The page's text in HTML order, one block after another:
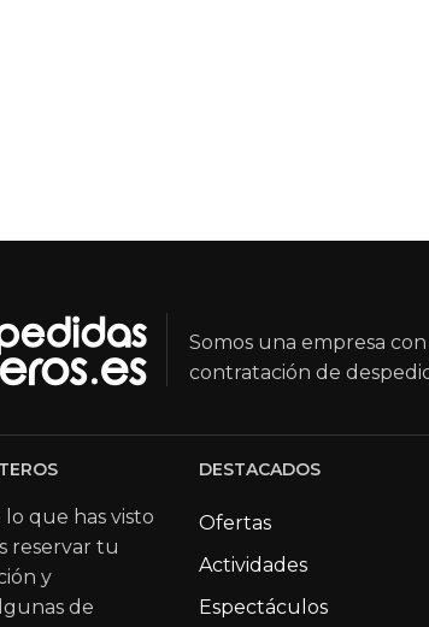
Somos una empresa
contratación de
que has visto
reservar tu
y
de
DESTACADOS
Ofertas
Actividades
Espectáculos